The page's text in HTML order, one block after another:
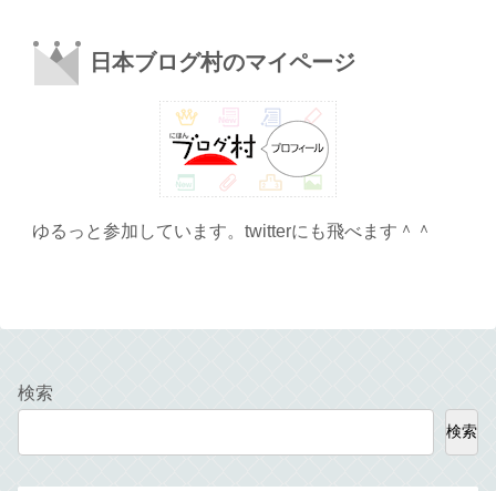
日本ブログ村のマイページ
ゆるっと参加しています。twitterにも飛べます＾＾
検索
検索